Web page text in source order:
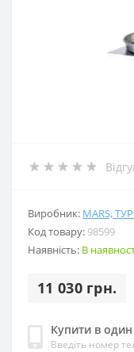
Виробник: MARS,
Код товару: 98599
Наявність: В
11 030 грн.
Купити в один
Введіть номер